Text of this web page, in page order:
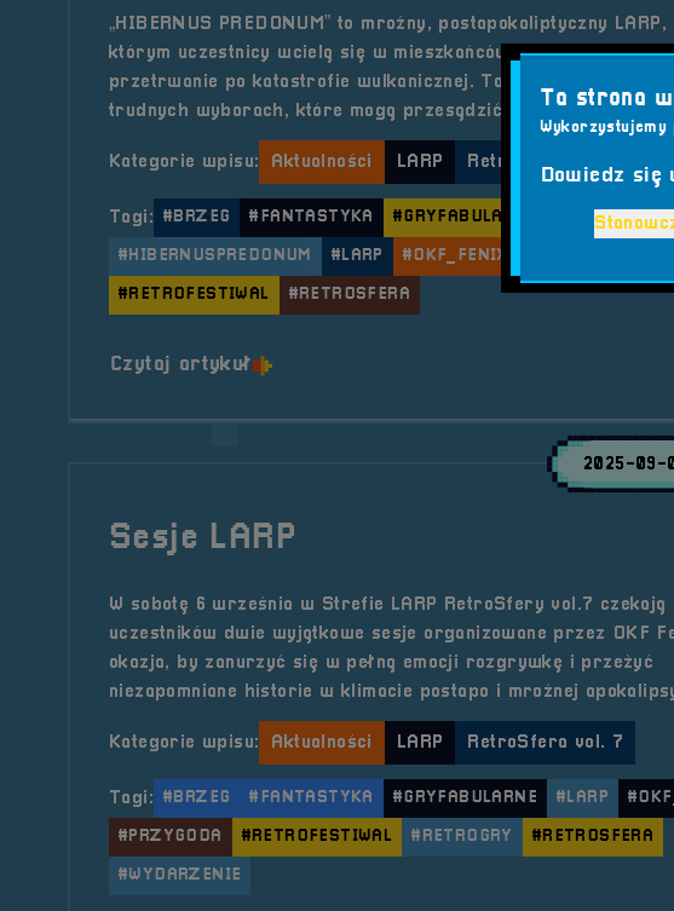
„HIBERNUS PREDONUM” to mroźny, postapokaliptyczny LARP,
którym uczestnicy wcielą się w mieszkańców osady walczącej
przetrwanie po katastrofie wulkanicznej. To gra o głodzie,
trudnych wyborach, które mogą przesądzić o losie wspólnoty.
Kategorie wpisu: Aktualności LARP RetroSfera vol. 7
Tagi: #BRZEG #FANTASTYKA #GRYFABULARNE
#HIBERNUSPREDONUM #LARP #OKF_FENIX
#RETROFESTIWAL #RETROSFERA
Czytaj artykuło tytule LARP HIBERNUS PREDONUM
2025-09-
Sesje LARP
W sobotę 6 września w Strefie LARP RetroSfery vol.7 czekają
uczestników dwie wyjątkowe sesje organizowane przez OKF
okazja, by zanurzyć się w pełną emocji rozgrywkę i przeżyć
niezapomniane historie w klimacie postapo i mroźnej
Kategorie wpisu: Aktualności LARP RetroSfera vol. 7
Tagi: #BRZEG #FANTASTYKA #GRYFABULARNE #LARP
#PRZYGODA #RETROFESTIWAL #RETROGRY #RETROSFERA
#WYDARZENIE
Ta strona
Dowiedz się